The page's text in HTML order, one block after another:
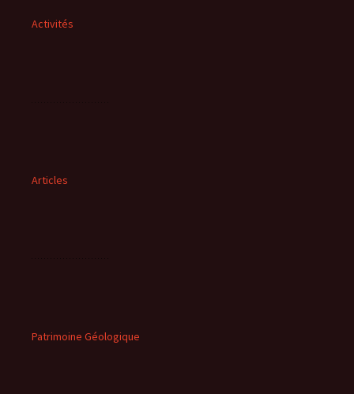
Activités
Articles
Patrimoine Géologique